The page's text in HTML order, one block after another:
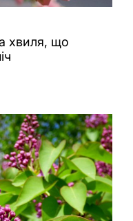
хвиля, що